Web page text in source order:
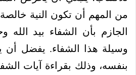
من المهم أن تكون النية خالصة
الجازم بأن الشفاء بيد
وسيلة هذا الشفاء. يفضل أن
بنفسه، وذلك بقراءة آيات